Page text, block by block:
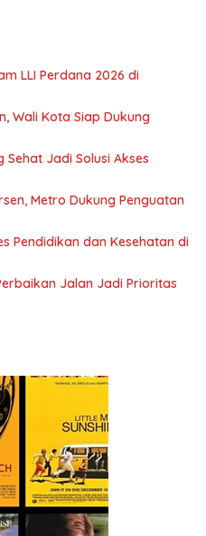
LLI Perdana 2026 di
Wali Kota Siap Dukung
Sehat Jadi Solusi Akses
Metro Dukung Penguatan
Pendidikan dan Kesehatan di
Jalan Jadi Prioritas